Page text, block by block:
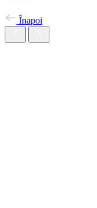
Înapoi